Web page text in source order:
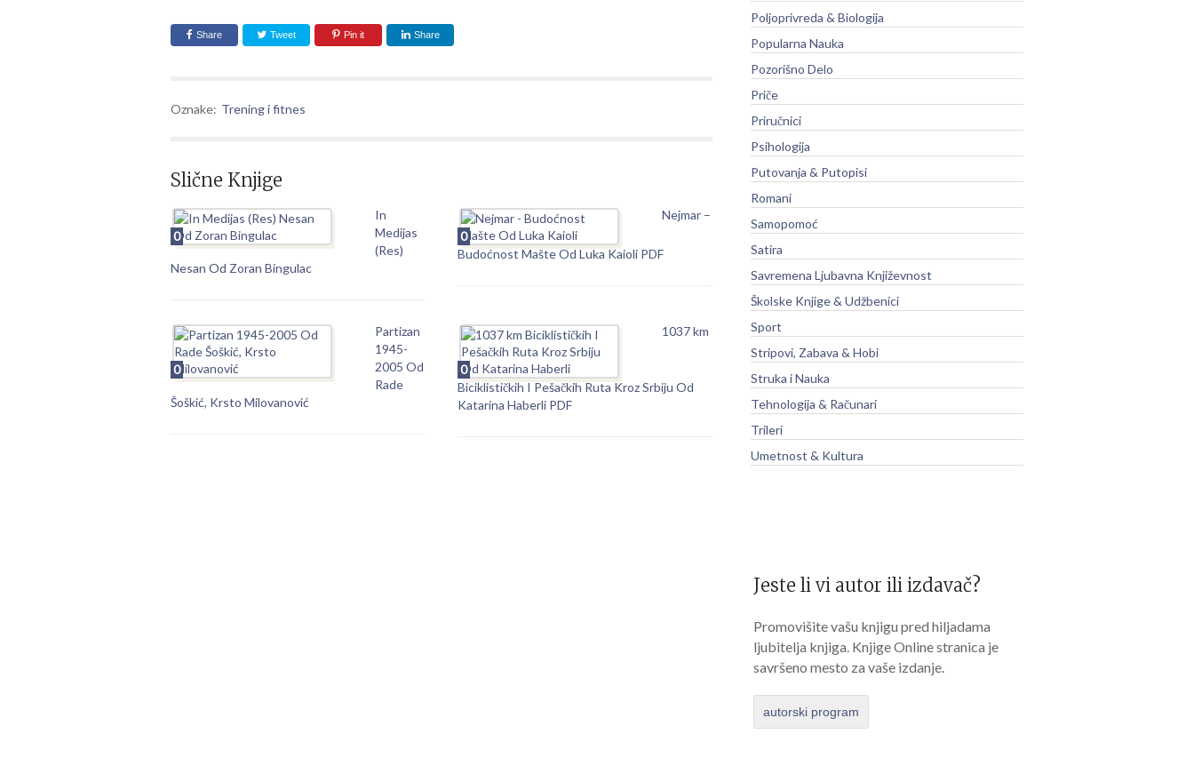
Share Tweet Pin it Share
Oznake: Trening i fitnes
Slične Knjige
0
In
Medijas
(Res)
Nesan Od Zoran Bingulac
0
Nejmar –
Budoćnost Mašte Od Luka Kaioli PDF
0
Partizan
1945-
2005 Od
Rade
Šoškić, Krsto Milovanović
0
1037 km
Biciklističkih I Pešačkih Ruta Kroz Srbiju Od
Katarina Haberli PDF
Poljoprivreda & Biologija
Popularna Nauka
Pozorišno Delo
Priče
Priručnici
Psihologija
Putovanja & Putopisi
Romani
Samopomoć
Satira
Savremena Ljubavna Književnost
Školske Knjige & Udžbenici
Sport
Stripovi, Zabava & Hobi
Struka i Nauka
Tehnologija & Računari
Trileri
Umetnost & Kultura
Jeste li vi autor ili izdavač?
Promovišite vašu knjigu pred hiljadama
ljubitelja knjiga. Knjige Online stranica je
savršeno mesto za vaše izdanje.
autorski program